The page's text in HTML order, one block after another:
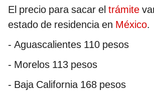
El precio para sacar el trámite
estado de residencia en México.
- Aguascalientes 110 pesos
- Morelos 113 pesos
- Baja California 168 pesos